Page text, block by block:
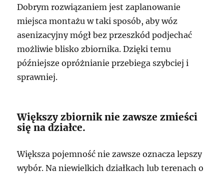
Dobrym rozwiązaniem jest zaplanowanie
miejsca montażu w taki sposób, aby wóz
asenizacyjny mógł bez przeszkód podjechać
możliwie blisko zbiornika. Dzięki temu
późniejsze opróżnianie przebiega szybciej i
sprawniej.
Większy zbiornik nie zawsze zmieści
się na działce.
Większa pojemność nie zawsze oznacza lepszy
wybór. Na niewielkich działkach lub terenach o